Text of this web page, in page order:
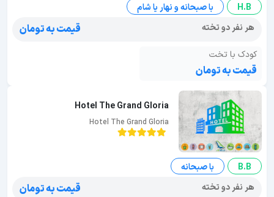
H.B
با صبحانه و نهار یا شام
هر نفر دو تخته
قیمت به تومان
کودک با تخت
قیمت به تومان
Hotel The Grand Gloria
Hotel The Grand Gloria
B.B
با صبحانه
هر نفر دو تخته
قیمت به تومان